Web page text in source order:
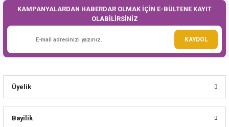
KAMPANYALARDAN HABERDAR OLMAK İÇİN E-BÜLTENE KAYIT
OLABİLİRSİNİZ
KAYDOL
Üyelik
Bayilik